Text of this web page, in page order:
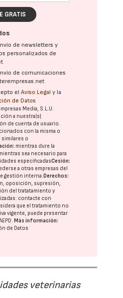
GRATIS
de newsletters y
personalizados de
de comunicaciones
elAviso Legal y la
de Datos
Media, S.L.U.
a nuestra(s)
de cuenta de usuario.
con la misma o
similares o
mientras dure la
sea necesario para
especificadasCesión:
a otras empresas del
gestión interna. Derechos:
oposición, supresión,
del tratatamiento y
contacte con
que el tratamiento no
vigente, puede presentar
. Más información:
de Datos
veterinarias